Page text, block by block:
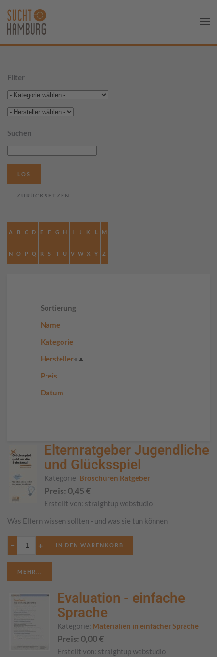
Filter
Suchen
A B C D E F G H I J K L M
N O P Q R S T U V W X Y Z
Sortierung
Name
Kategorie
Hersteller
Preis
Datum
Elternratgeber Jugendliche
und Glücksspiel
Kategorie: Broschüren Ratgeber
Preis: 0,45€
Erstellt von: straightup webstudio
Was Eltern wissen sollten - und was sie tun können
− +
MEHR...
Evaluation - einfache
Sprache
Kategorie: Materialien in einfacher Sprache
Preis: 0,00€
Erstellt von: straightup webstudio